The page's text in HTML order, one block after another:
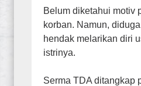
Belum diketahui motiv
korban. Namun,
hendak melarikan diri
istrinya.
Serma TDA ditangkap